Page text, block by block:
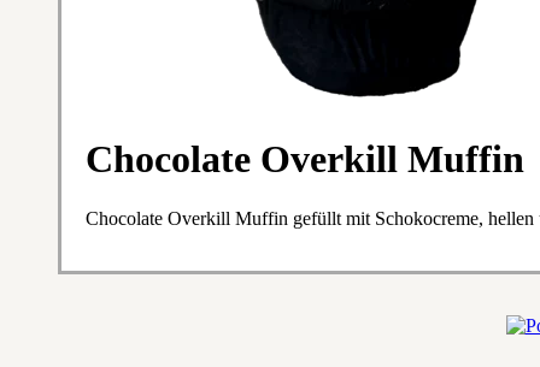
Chocolate Overkill Muffin
Chocolate Overkill Muffin gefüllt mit Schokocreme, hellen